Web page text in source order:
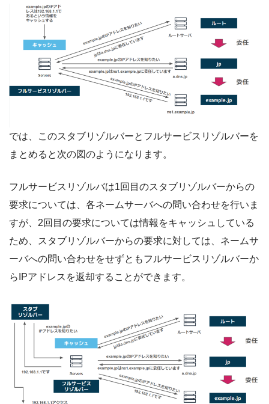
では、このスタブリゾルバーとフルサービスリゾルバーを
まとめると次の図のようになります。
フルサービスリゾルバは1回目のスタブリゾルバーからの
要求については、各ネームサーバへの問い合わせを行いま
すが、2回目の要求については情報をキャッシュしている
ため、スタブリゾルバーからの要求に対しては、ネームサ
ーバへの問い合わせをせずともフルサービスリゾルバーか
らIPアドレスを返却することができます。